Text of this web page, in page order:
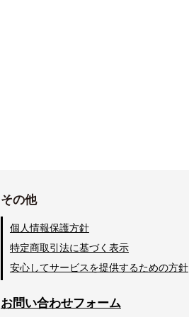
その他
個人情報保護方針
特定商取引法に基づく表示
安心してサービスを提供するための方針
お問い合わせフォーム